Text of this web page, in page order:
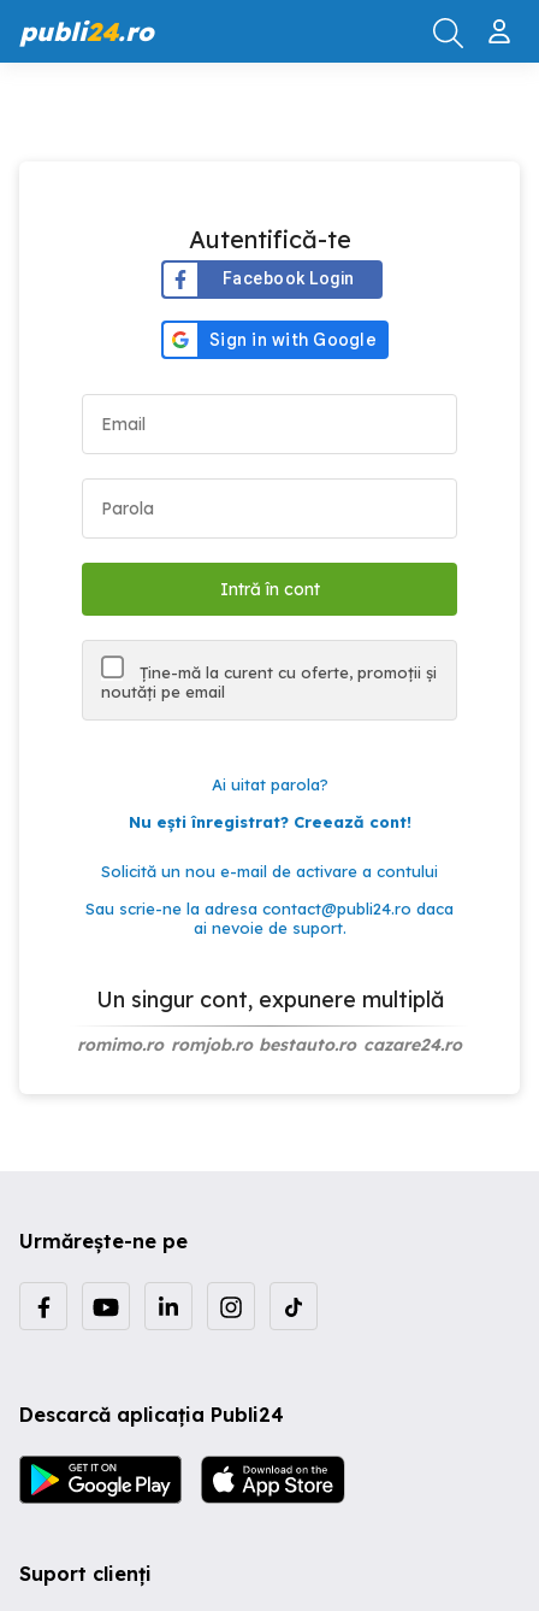
publi24.ro
Autentifică-te
Facebook Login
Ține-mă la curent cu oferte, promoții și
noutăți pe email
Ai uitat parola?
Nu ești înregistrat? Creează cont!
Solicită un nou e-mail de activare a contului
Sau scrie-ne la adresa contact@publi24.ro daca
ai nevoie de suport.
Un singur cont, expunere multiplă
romimo.ro romjob.ro bestauto.ro cazare24.ro
Urmărește-ne pe
Descarcă aplicația Publi24
Suport clienți